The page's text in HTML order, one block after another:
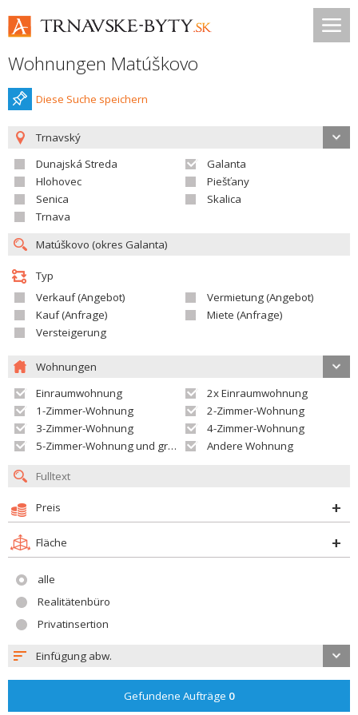
Wohnungen Matúškovo
Diese Suche speichern
Trnavský
Dunajská Streda
Galanta
Hlohovec
Piešťany
Senica
Skalica
Trnava
Typ
Verkauf (Angebot)
Vermietung (Angebot)
Kauf (Anfrage)
Miete (Anfrage)
Versteigerung
Wohnungen
Einraumwohnung
2x Einraumwohnung
1-Zimmer-Wohnung
2-Zimmer-Wohnung
3-Zimmer-Wohnung
4-Zimmer-Wohnung
5-Zimmer-Wohnung und größer
Andere Wohnung
Preis
Fläche
alle
Realitätenbüro
Privatinsertion
Einfügung abw.
Gefundene Aufträge 0